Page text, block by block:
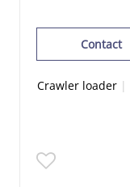
Contact
Crawler loader|